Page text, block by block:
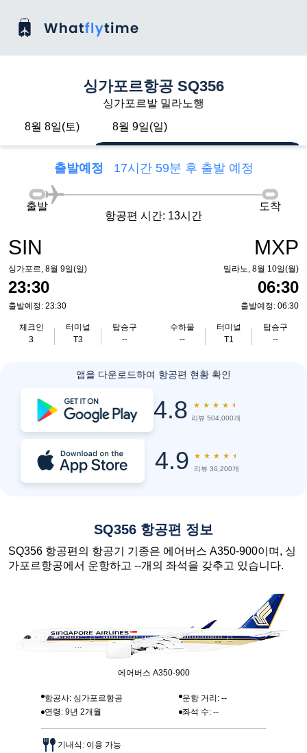
싱가포르항공 SQ356
싱가포르발 밀라노행
8월 8일(토)
8월 9일(일)
출발예정 17시간 59분 후 출발 예정
SIN
싱가포르, 8월 9일(일)
23:30
출발예정: 23:30
체크인
3
터미널
T3
탑승구
--
출발
항공편 시간: 13시간
도착
MXP
밀라노, 8월 10일(월)
06:30
출발예정: 06:30
수하물
--
터미널
T1
탑승구
--
앱을 다운로드하여 항공편 현황 확인
4.8 ★ ★ ★ ★ ★
리뷰 504,000개
4.9 ★ ★ ★ ★ ★
리뷰 36,200개
SQ356 항공편 정보
SQ356 항공편의 항공기 기종은 에어버스 A350-900이며, 싱
가포르항공에서 운항하고 --개의 좌석을 갖추고 있습니다.
에어버스 A350-900
항공사: 싱가포르항공
운항 거리: --
연령: 9년 2개월
좌석 수: --
기내식: 이용 가능